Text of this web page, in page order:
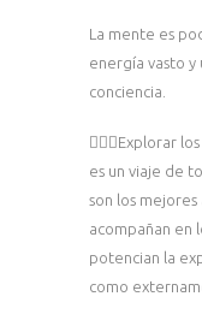
La mente es
energía vasto y
conciencia.
🧘🏼‍♀️Explorar
es un viaje de
son los
acompañan en
potencian la
como